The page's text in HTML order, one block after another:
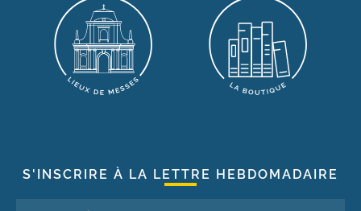
S'INSCRIRE À LA LETTRE HEBDOMADAIRE